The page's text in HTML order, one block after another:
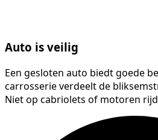
Auto is veilig
Een gesloten auto biedt goede
carrosserie verdeelt de
Niet op cabriolets of motoren